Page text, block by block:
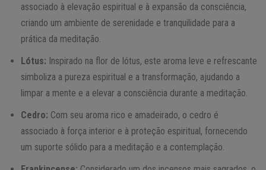
associado à elevação espiritual e à expansão da consciência,
criando um ambiente de serenidade e tranquilidade para a
prática da meditação.
Lótus: Inspirado na flor de lótus, este aroma leve e refrescante
simboliza a pureza espiritual e a transformação, ajudando a
limpar a mente e a elevar a consciência durante a meditação.
Cedro: Com seu aroma rico e amadeirado, o cedro é
associado à força interior e à proteção espiritual, fornecendo
um suporte sólido para a meditação e a contemplação.